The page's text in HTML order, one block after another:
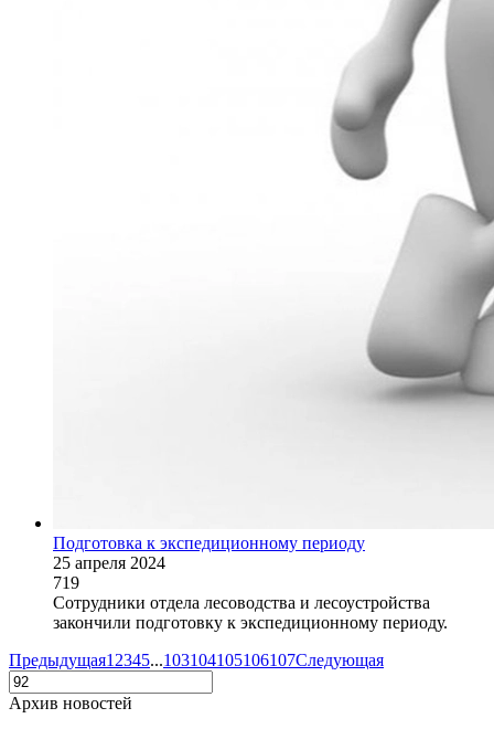
Подготовка к экспедиционному периоду
25 апреля 2024
719
Сотрудники отдела лесоводства и лесоустройства
закончили подготовку к экспедиционному периоду.
Предыдущая1 2345...103104105106107Следующая
Архив новостей